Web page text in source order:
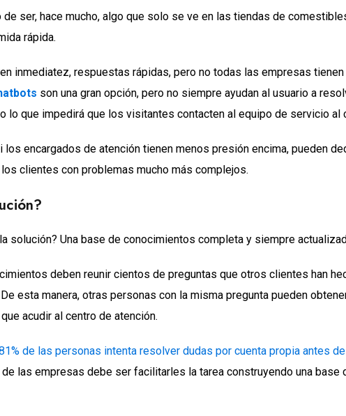
de ser, hace mucho, algo que solo se ve en las tiendas de
rápida.
inmediatez, respuestas rápidas, pero no todas las empresas
son una gran opción, pero no siempre ayudan al usuario a
lo que impedirá que los visitantes contacten al equipo de servicio al
encargados de atención tienen menos presión encima, pueden
clientes con problemas mucho más complejos.
solución? Una base de conocimientos completa y siempre
deben reunir cientos de preguntas que otros clientes han
esta manera, otras personas con la misma pregunta pueden
acudir al centro de atención.
de las personas intenta resolver dudas por cuenta propia antes
de las empresas debe ser facilitarles la tarea construyendo una base